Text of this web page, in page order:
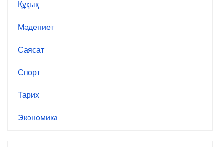
Құқық
Мәдениет
Саясат
Спорт
Тарих
Экономика